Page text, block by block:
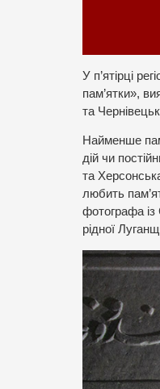
У п’ятірці
пам’ятки»,
та
Найменше
дій чи
та
любить
фотографа
рідної